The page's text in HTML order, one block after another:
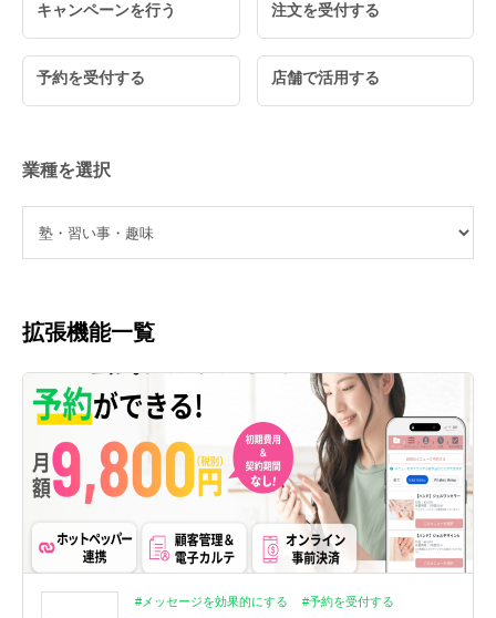
キャンペーンを行う 注文を受付する
予約を受付する 店舗で活用する
業種を選択
拡張機能一覧
#メッセージを効果的にする #予約を受付する